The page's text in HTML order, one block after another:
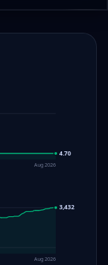
4.70
Aug 2026
3,432
Aug 2026